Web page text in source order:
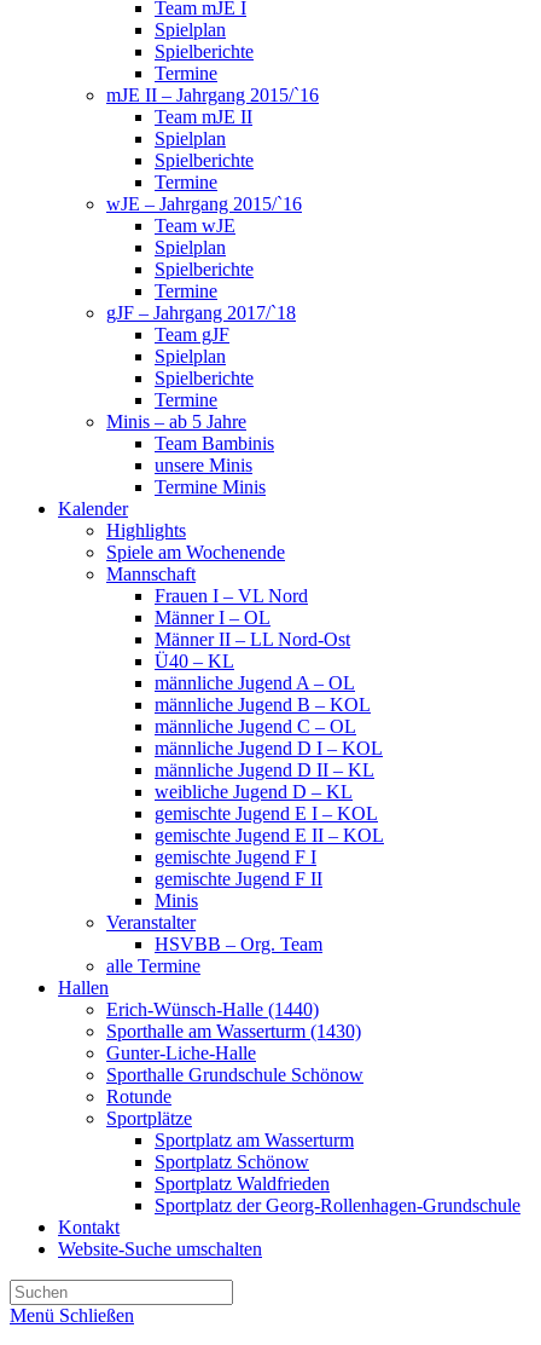
Team mJE I
Spielplan
Spielberichte
Termine
mJE II – Jahrgang 2015/`16
Team mJE II
Spielplan
Spielberichte
Termine
wJE – Jahrgang 2015/`16
Team wJE
Spielplan
Spielberichte
Termine
gJF – Jahrgang 2017/`18
Team gJF
Spielplan
Spielberichte
Termine
Minis – ab 5 Jahre
Team Bambinis
unsere Minis
Termine Minis
Kalender
Highlights
Spiele am Wochenende
Mannschaft
Frauen I – VL Nord
Männer I – OL
Männer II – LL Nord-Ost
Ü40 – KL
männliche Jugend A – OL
männliche Jugend B – KOL
männliche Jugend C – OL
männliche Jugend D I – KOL
männliche Jugend D II – KL
weibliche Jugend D – KL
gemischte Jugend E I – KOL
gemischte Jugend E II – KOL
gemischte Jugend F I
gemischte Jugend F II
Minis
Veranstalter
HSVBB – Org. Team
alle Termine
Hallen
Erich-Wünsch-Halle (1440)
Sporthalle am Wasserturm (1430)
Gunter-Liche-Halle
Sporthalle Grundschule Schönow
Rotunde
Sportplätze
Sportplatz am Wasserturm
Sportplatz Schönow
Sportplatz Waldfrieden
Sportplatz der Georg-Rollenhagen-Grundschule
Kontakt
Website-Suche umschalten
Menü Schließen